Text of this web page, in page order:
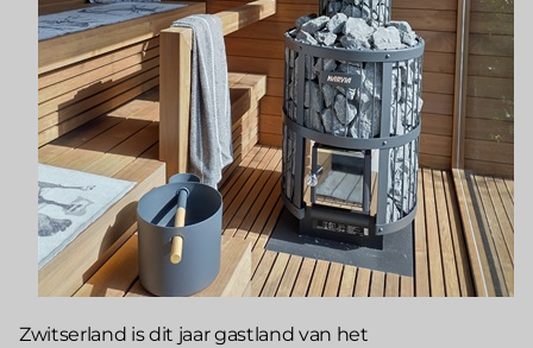
Zwitserland is dit jaar gastland van het